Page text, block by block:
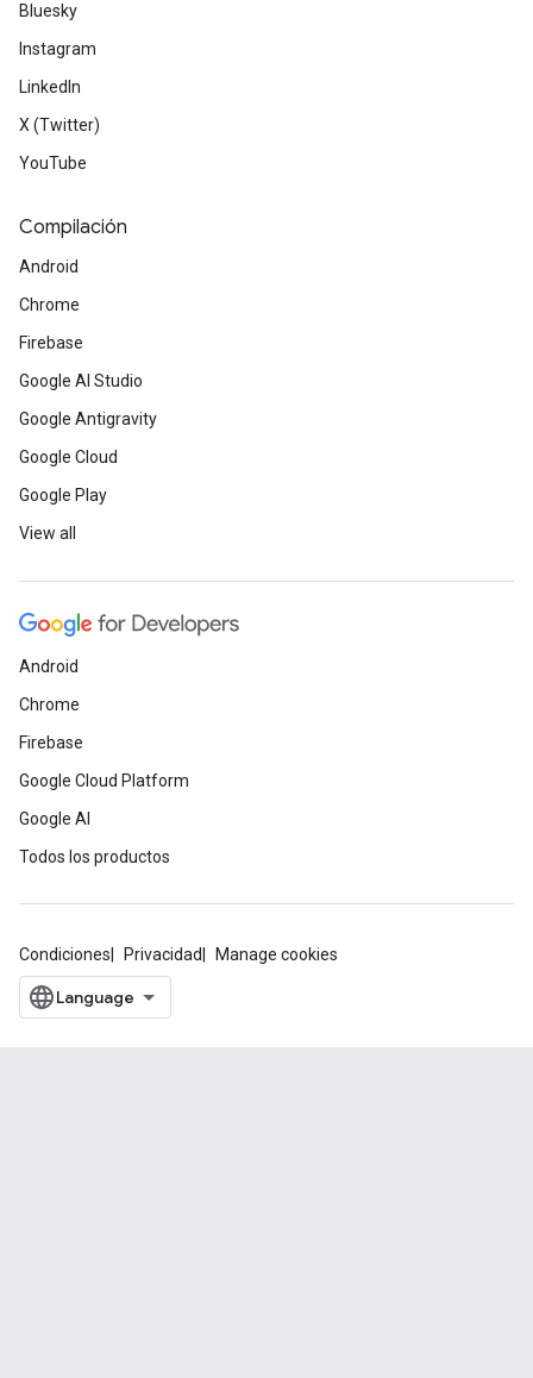
Bluesky
Instagram
LinkedIn
X (Twitter)
YouTube
Compilación
Android
Chrome
Firebase
Google AI Studio
Google Antigravity
Google Cloud
Google Play
View all
Android
Chrome
Firebase
Google Cloud Platform
Google AI
Todos los productos
Condiciones Privacidad Manage cookies